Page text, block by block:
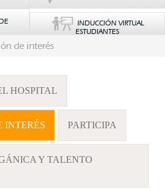
INDUCCIÓN VIRTUAL
ESTUDIANTES
de interés
HOSPITAL
INTERÉS PARTICIPA
Y TALENTO